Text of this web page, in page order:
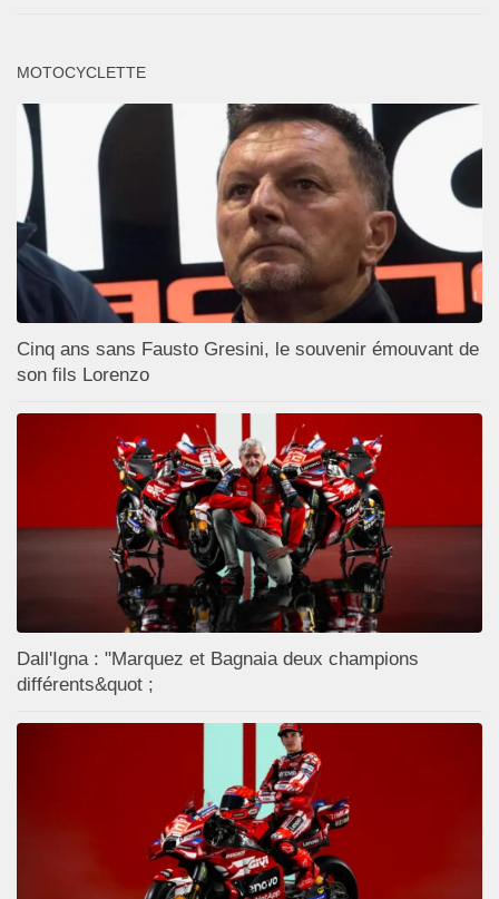
MOTOCYCLETTE
Cinq ans sans Fausto Gresini, le souvenir émouvant de
son fils Lorenzo
Dall'Igna : "Marquez et Bagnaia deux champions
différents&quot ;